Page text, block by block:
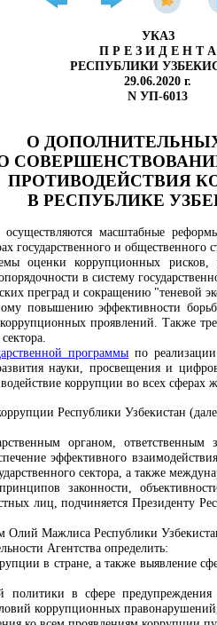
УКАЗ
П Р Е З И Д Е Н Т А
РЕСПУБЛИКИ
29.06.2020 г.
N УП-6013
О
ПРОТИВОДЕЙСТВИЯ
В РЕСПУБЛИКЕ
масштабные
государственного и общественного
оценки коррупционных
в систему
преград и сокращению "теневой
повышению эффективности
проявлений. Также
программы по реализации
науки, просвещения и
коррупции во всех сферах
Республики Узбекистан
органом,
эффективного
сектора, а также
законности,
лиц, подчиняется Президенту
Олий Мажлиса Республики
Агентства определить:
в стране, а также
политики в сфере
коррупционных